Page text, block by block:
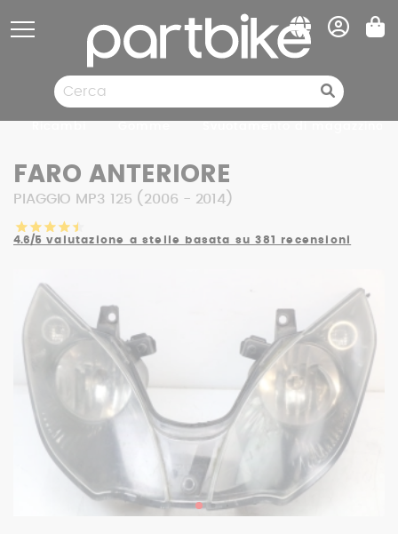
FARO ANTERIORE
PIAGGIO MP3 125 (2006 - 2014)
4.6/5 valutazione a stelle basata su 381 recensioni